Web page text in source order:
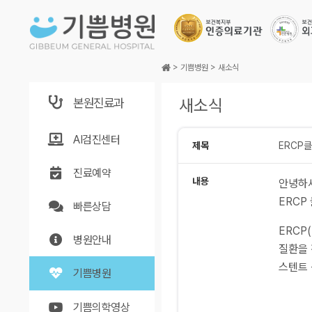
본원진료과
AI검진센터
진료예약
빠른상담
병원안내
기쁨병원
기쁨의학영상
> 기쁨병원 > 새소식
새소식
제목 ERCP
내용
안녕하
ERCP
질환을
스텐트